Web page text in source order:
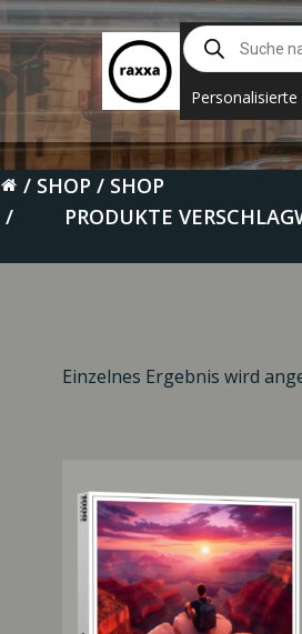
Zum
Inhalt
springen
Suche
nach
Produkten
Personalisierte
SHOP
SHOP
PRODUKTE
Einzelnes Ergebnis wird